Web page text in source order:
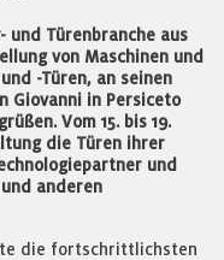
und Türenbranche aus
von Maschinen und
-Türen, an seinen
Giovanni in Persiceto
Vom 15. bis 19.
die Türen ihrer
und
anderen
die fortschrittlichsten